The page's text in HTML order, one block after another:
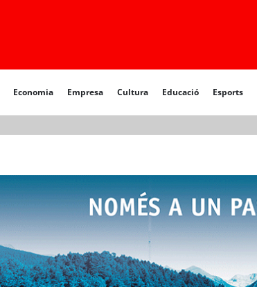
Economia Empresa Cultura Educació Esports